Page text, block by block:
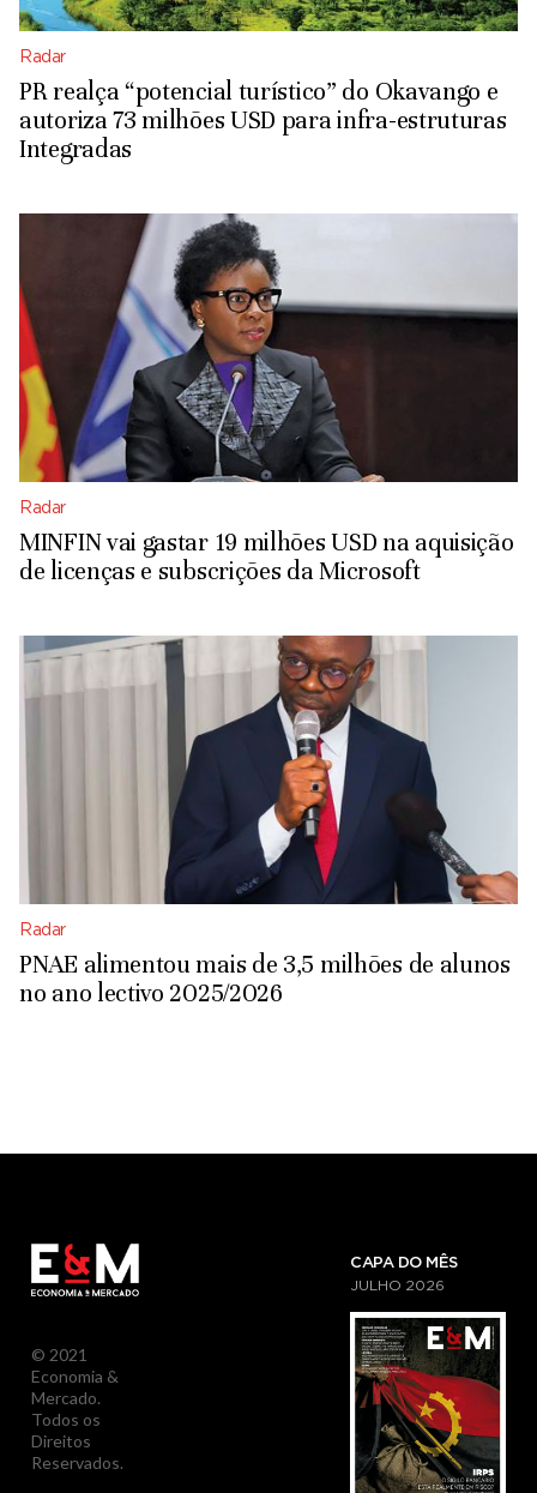
Radar
PR realça “potencial turístico” do Okavango e
autoriza 73 milhões USD para infra-estruturas
Integradas
Radar
MINFIN vai gastar 19 milhões USD na aquisição
de licenças e subscrições da Microsoft
Radar
PNAE alimentou mais de 3,5 milhões de alunos
no ano lectivo 2025/2026
© 2021
Economia &
Mercado.
Todos os
Direitos
Reservados.
CAPA DO MÊS
JULHO 2026